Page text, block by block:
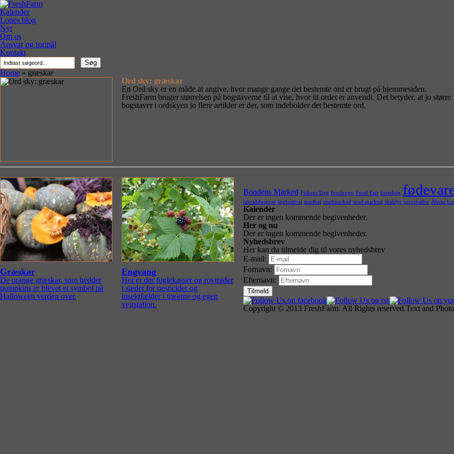
Kalender
Lones blog
Nyt
Om os
Ansvar og formål
Kontakt
Søg
Home » græskar
Ord sky: græskar
En Ord sky er en måde at angive, hvor mange gange det bestemte ord er brugt på hjemmesiden.
FreshFarm bruger størrelsen på bogstaverne til at vise, hvor tit ordet er anvendt. Det betyder, at jo større
bogstaver i ordskyen jo flere artikler er der, som indeholder det bestemte ord.
Græskar
De orange græskar, som hedder
pumpkins er blevet et symbol på
Halloween verden over.
Engvang
Her er der fuglekasser og rovmider
i stedet for pesticider og
insektfælder i træerne og egen
vejrstation.
Bondens Marked Fiskens Dag foodexpo Food Fair foredrag
lakridsfestival løgfestival madhal madmarked mad marked skaldyr torvehaller Åbent
Kalender
Der er ingen kommende begivenheder.
Her og nu
Der er ingen kommende begivenheder.
Nyhedsbrev
Her kan du tilmelde dig til vores nyhedsbrev
E-mail:
Fornavn:
Efternavn:
Copyright © 2013 FreshFarm. All Rights reserved.Text and